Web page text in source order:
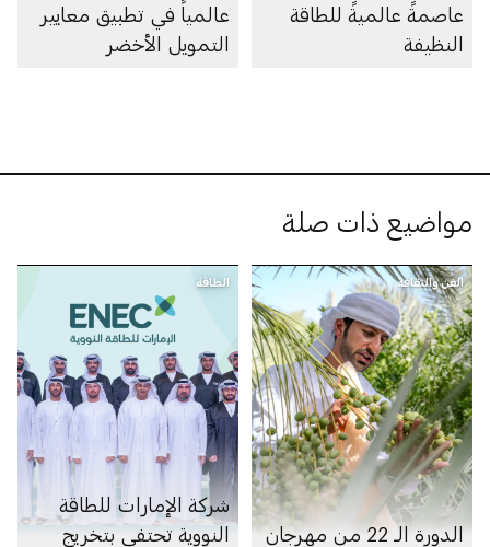
عاصمةً عالميةً للطاقة
النظيفة
عالمياً في تطبيق معايير
التمويل الأخضر
مواضيع ذات صلة
الفن والثقافة
الدورة الـ 22 من مهرجان
الطاقة
شركة الإمارات للطاقة
النووية تحتفي بتخريج